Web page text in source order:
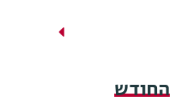
החודש